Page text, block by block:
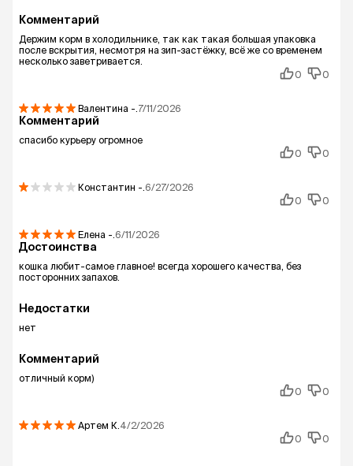
Комментарий
Держим корм в холодильнике, так как такая большая упаковка
после вскрытия, несмотря на зип-застёжку, всё же со временем
несколько заветривается.
0
0
Валентина -. 7/11/2026
Комментарий
спасибо курьеру огромное
0
0
Константин -. 6/27/2026
0
0
Елена -. 6/11/2026
Достоинства
кошка любит-самое главное! всегда хорошего качества, без
посторонних запахов.
Недостатки
нет
Комментарий
отличный корм)
0
0
Артем К. 4/2/2026
0
0